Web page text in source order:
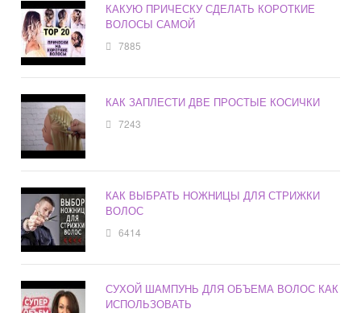
КАКУЮ ПРИЧЕСКУ СДЕЛАТЬ КОРОТКИЕ
ВОЛОСЫ САМОЙ
7885
КАК ЗАПЛЕСТИ ДВЕ ПРОСТЫЕ КОСИЧКИ
7243
КАК ВЫБРАТЬ НОЖНИЦЫ ДЛЯ СТРИЖКИ
ВОЛОС
6414
СУХОЙ ШАМПУНЬ ДЛЯ ОБЪЕМА ВОЛОС КАК
ИСПОЛЬЗОВАТЬ